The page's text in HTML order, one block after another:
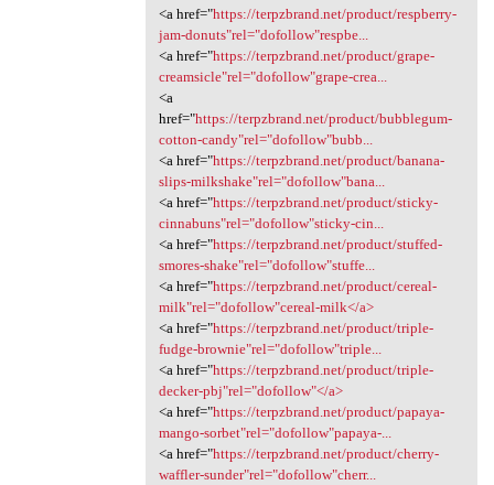
<a href="https://terpzbrand.net/product/respberry-
jam-donuts"rel="dofollow"respbe...
<a href="https://terpzbrand.net/product/grape-
creamsicle"rel="dofollow"grape-crea...
<a
href="https://terpzbrand.net/product/bubblegum-
cotton-candy"rel="dofollow"bubb...
<a href="https://terpzbrand.net/product/banana-
slips-milkshake"rel="dofollow"bana...
<a href="https://terpzbrand.net/product/sticky-
cinnabuns"rel="dofollow"sticky-cin...
<a href="https://terpzbrand.net/product/stuffed-
smores-shake"rel="dofollow"stuffe...
<a href="https://terpzbrand.net/product/cereal-
milk"rel="dofollow"cereal-milk</a>
<a href="https://terpzbrand.net/product/triple-
fudge-brownie"rel="dofollow"triple...
<a href="https://terpzbrand.net/product/triple-
decker-pbj"rel="dofollow"</a>
<a href="https://terpzbrand.net/product/papaya-
mango-sorbet"rel="dofollow"papaya-...
<a href="https://terpzbrand.net/product/cherry-
waffler-sunder"rel="dofollow"cherr...